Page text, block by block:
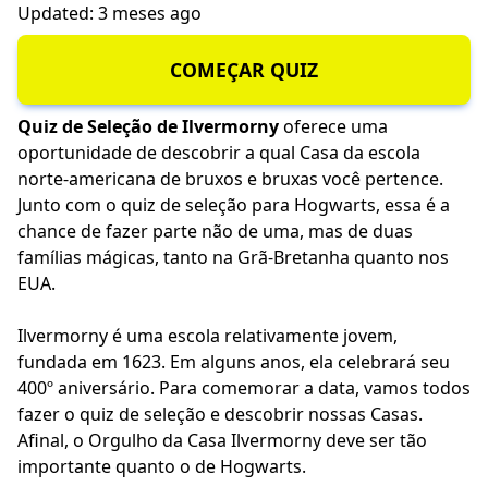
Updated: 3 meses ago
COMEÇAR QUIZ
Quiz de Seleção de Ilvermornyoferece uma
oportunidade de descobrir a qual Casa da escola
norte-americana de bruxos e bruxas você pertence.
Junto com o quiz de seleção para Hogwarts, essa é a
chance de fazer parte não de uma, mas de duas
famílias mágicas, tanto na Grã-Bretanha quanto nos
EUA.
Ilvermorny é uma escola relativamente jovem,
fundada em 1623. Em alguns anos, ela celebrará seu
400º aniversário. Para comemorar a data, vamos todos
fazer o quiz de seleção e descobrir nossas Casas.
Afinal, o Orgulho da Casa Ilvermorny deve ser tão
importante quanto o de Hogwarts.